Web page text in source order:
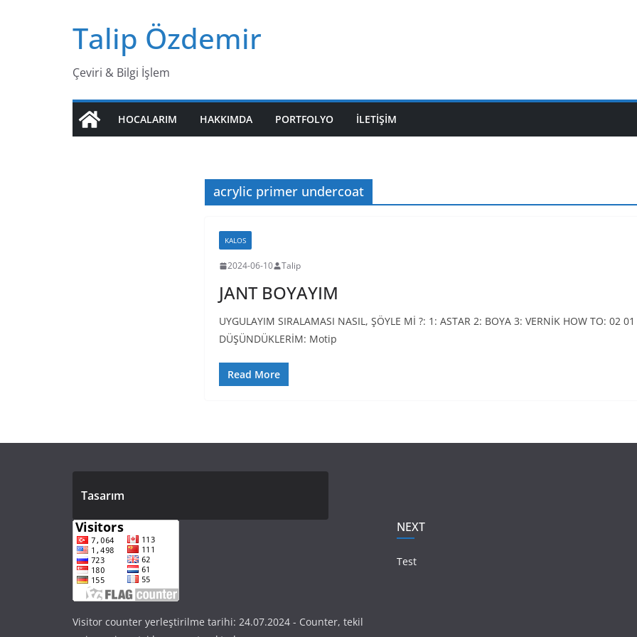
Talip Özdemir
Çeviri & Bilgi İşlem
HOCALARIM HAKKIMDA PORTFOLYO İLETİŞİM
acrylic primer undercoat
KALOS
2024-06-10 Talip
JANT BOYAYIM
UYGULAYIM SIRALAMASI NASIL, ŞÖYLE Mİ ?: 1: ASTAR 2: BOYA 3: VERNİK HOW TO: 02 01
DÜŞÜNDÜKLERİM: Motip
Read More
Tasarım
Visitor counter yerleştirilme tarihi: 24.07.2024 - Counter, tekil
NEXT
Test